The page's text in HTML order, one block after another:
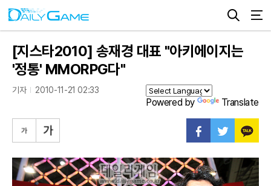
[지스타2010] 송재경 대표 "아키에이지는
'정통' MMORPG다"
기자 2010-11-21 02:33
Powered by Translate